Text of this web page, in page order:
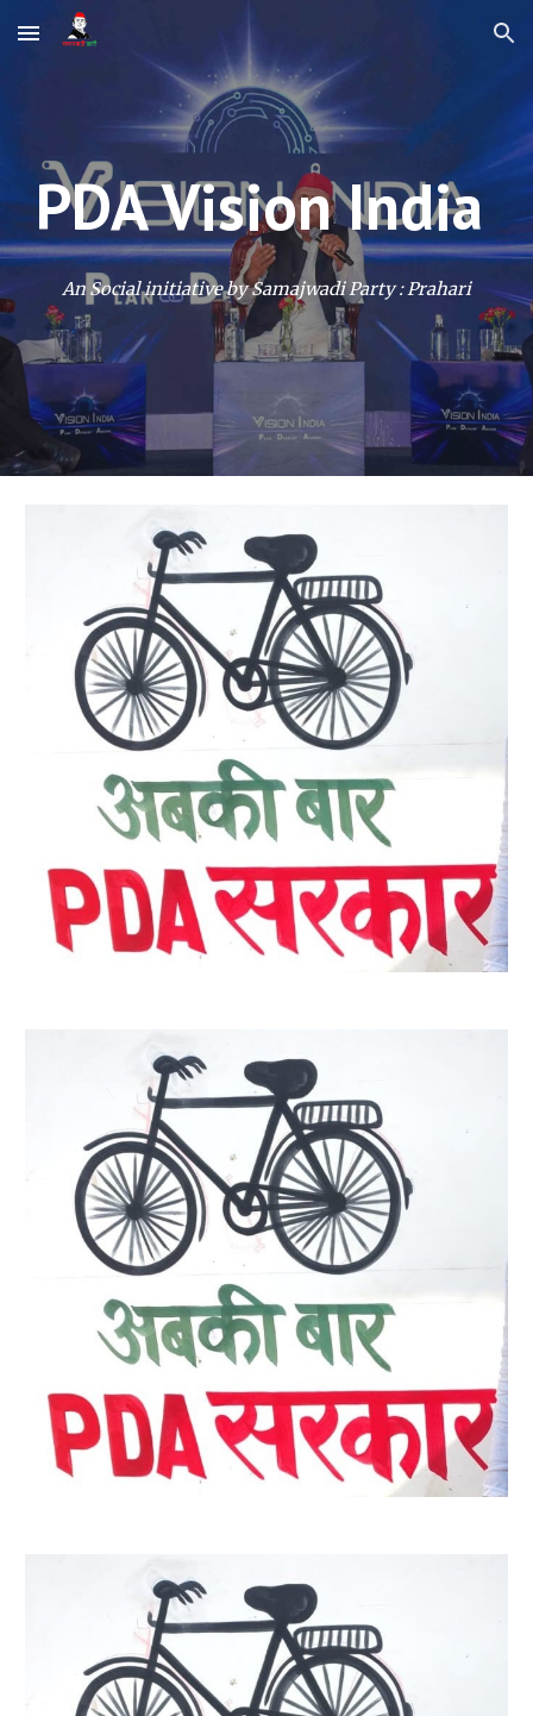
Skip to main content Skip to navigation
PDAVision India
An Social initiative by Samajwadi Party : Prahari